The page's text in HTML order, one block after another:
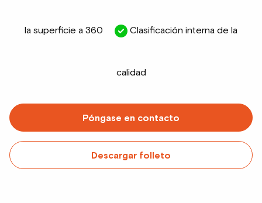
la superficie a 360 Clasificación interna de la
calidad
Póngase en contacto
Descargar folleto